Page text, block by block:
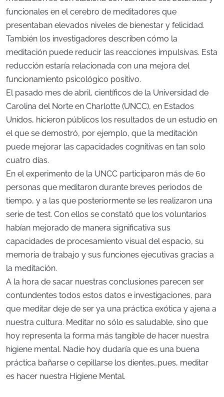
funcionales en el cerebro de meditadores que
presentaban elevados niveles de bienestar y felicidad.
También los investigadores describen cómo la
meditación puede reducir las reacciones impulsivas. Esta
reducción estaría relacionada con una mejora del
funcionamiento psicológico positivo.
El pasado mes de abril, científicos de la Universidad de
Carolina del Norte en Charlotte (UNCC), en Estados
Unidos, hicieron públicos los resultados de un estudio en
el que se demostró, por ejemplo, que la meditación
puede mejorar las capacidades cognitivas en tan solo
cuatro días.
En el experimento de la UNCC participaron más de 60
personas que meditaron durante breves periodos de
tiempo, y a las que posteriormente se les realizaron una
serie de test. Con ellos se constató que los voluntarios
habían mejorado de manera significativa sus
capacidades de procesamiento visual del espacio, su
memoria de trabajo y sus funciones ejecutivas gracias a
la meditación.
A la hora de sacar nuestras conclusiones parecen ser
contundentes todos estos datos e investigaciones, para
que meditar deje de ser ya una práctica exótica y ajena a
nuestra cultura. Meditar no sólo es saludable, sino que
hoy representa la forma más tangible de hacer nuestra
higiene mental. Nadie hoy dudaría que es una buena
práctica bañarse o cepillarse los dientes…pues, meditar
es hacer nuestra Higiene Mental.